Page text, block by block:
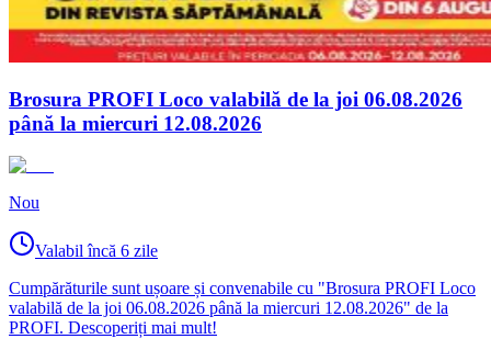
Brosura PROFI Loco valabilă de la joi 06.08.2026
până la miercuri 12.08.2026
Nou
Valabil încă 6 zile
Cumpărăturile sunt ușoare și convenabile cu "Brosura PROFI Loco
valabilă de la joi 06.08.2026 până la miercuri 12.08.2026" de la
PROFI. Descoperiți mai mult!